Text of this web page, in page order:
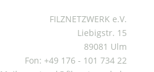
FILZNETZWERK e.V.
Liebigstr. 15
89081 Ulm
Fon: +49 176 - 101 734 22